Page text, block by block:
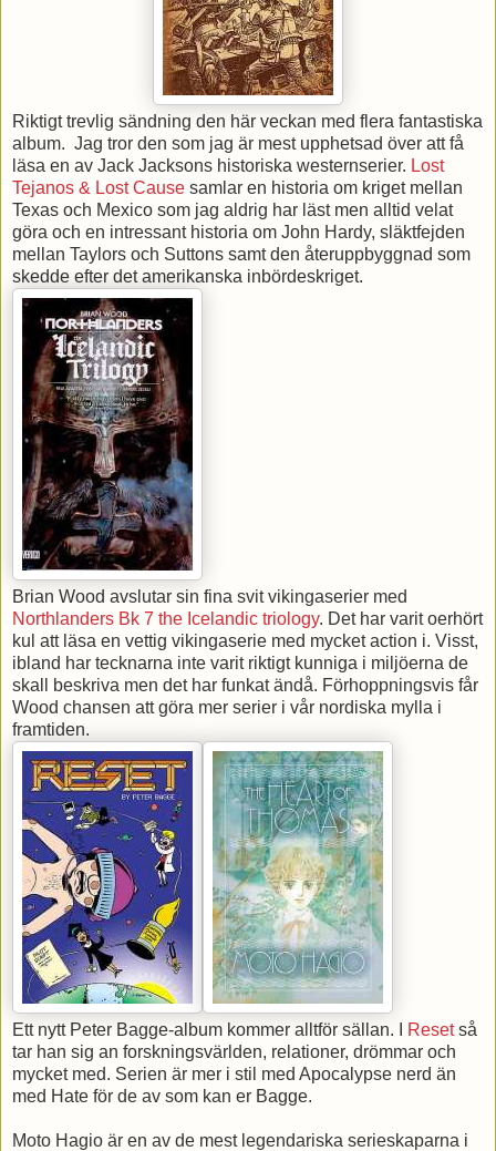
Riktigt trevlig sändning den här veckan med flera fantastiska
album. Jag tror den som jag är mest upphetsad över att få
läsa en av Jack Jacksons historiska westernserier. Lost
Tejanos & Lost Cause samlar en historia om kriget mellan
Texas och Mexico som jag aldrig har läst men alltid velat
göra och en intressant historia om John Hardy, släktfejden
mellan Taylors och Suttons samt den återuppbyggnad som
skedde efter det amerikanska inbördeskriget.
Brian Wood avslutar sin fina svit vikingaserier med
Northlanders Bk 7 the Icelandic triology. Det har varit oerhört
kul att läsa en vettig vikingaserie med mycket action i. Visst,
ibland har tecknarna inte varit riktigt kunniga i miljöerna de
skall beskriva men det har funkat ändå. Förhoppningsvis får
Wood chansen att göra mer serier i vår nordiska mylla i
framtiden.
Ett nytt Peter Bagge-album kommer alltför sällan. I Resetså
tar han sig an forskningsvärlden, relationer, drömmar och
mycket med. Serien är mer i stil med Apocalypse nerd än
med Hate för de av som kan er Bagge.
Moto Hagio är en av de mest legendariska serieskaparna i